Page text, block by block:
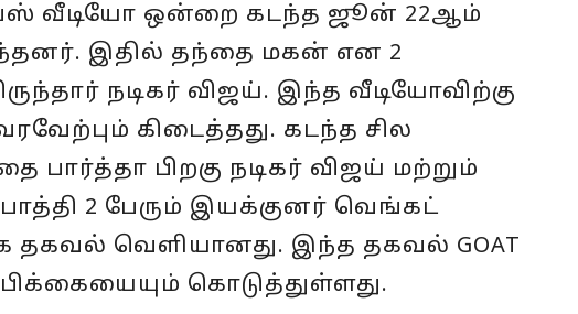
வீடியோ ஒன்றை கடந்த ஜூன் 22ஆம்
இதில் தந்தை மகன் என 2
நடிகர் விஜய். இந்த வீடியோவிற்கு
கிடைத்தது. கடந்த சில
பார்த்தா பிறகு நடிகர் விஜய் மற்றும்
2 பேரும் இயக்குனர் வெங்கட்
தகவல் வெளியானது. இந்த தகவல் GOAT
கொடுத்துள்ளது.